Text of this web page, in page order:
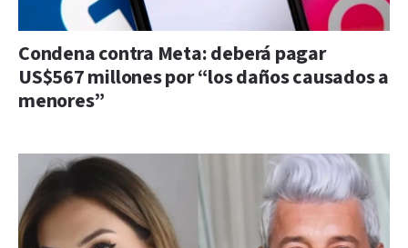
Condena contra Meta: deberá pagar
US$567 millones por “los daños causados a
menores”